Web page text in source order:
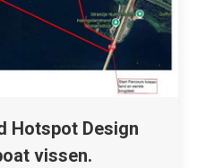
Hotspot Design
vissen.